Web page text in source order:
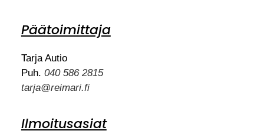
Päätoimittaja
Tarja Autio
Puh. 040 586 2815
tarja@reimari.fi
Ilmoitusasiat